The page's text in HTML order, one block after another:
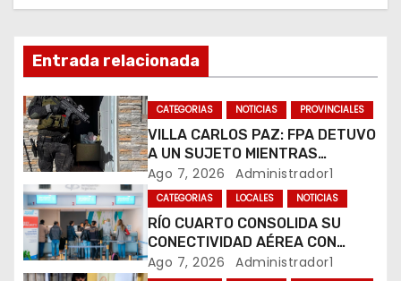
n
d
e
e
n
t
Entrada relacionada
CATEGORIAS NOTICIAS PROVINCIALES
VILLA CARLOS PAZ: FPA DETUVO
A UN SUJETO MIENTRAS
COMERCIALIZABA COCAÍNA Y
MARIHUANA EN UNA PLAZA
Ago 7, 2026 Administrador1
CATEGORIAS LOCALES NOTICIAS
RÍO CUARTO CONSOLIDA SU
CONECTIVIDAD AÉREA CON
CUATRO VUELOS SEMANALES A
Ago 7, 2026 Administrador1